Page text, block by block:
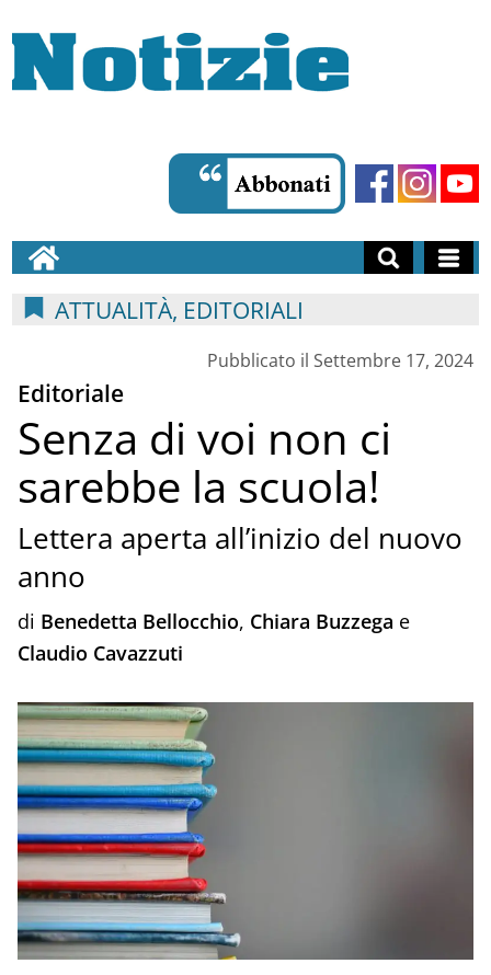
ATTUALITÀ, EDITORIALI
Pubblicato il Settembre 17, 2024
Editoriale
Senza di voi non ci
sarebbe la scuola!
Lettera aperta all’inizio del nuovo
anno
di Benedetta Bellocchio, Chiara Buzzega e
Claudio Cavazzuti